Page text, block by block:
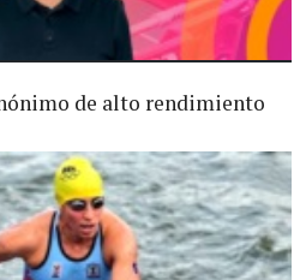
de alto rendimiento